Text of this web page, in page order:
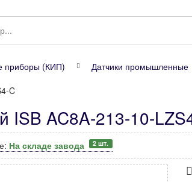
приборы (КИП) Датчики промышленные
C
ISB AC8A-213-10-
На складе завода 2 шт.